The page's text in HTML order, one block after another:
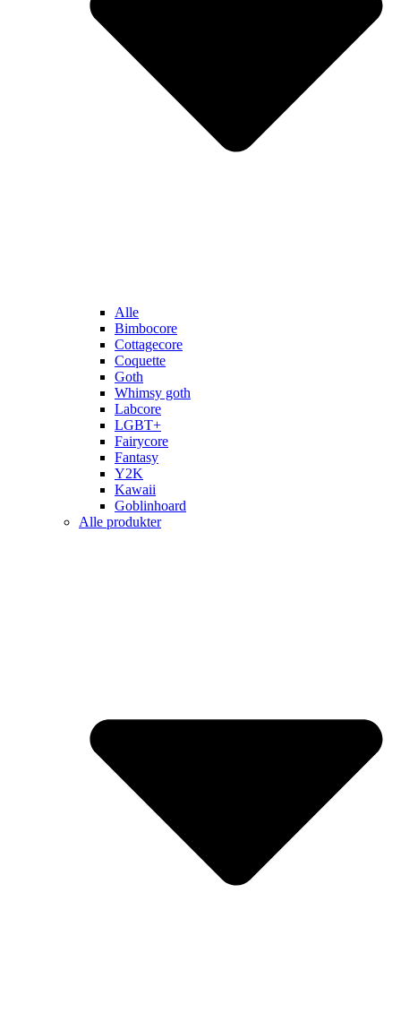
Alle
Bimbocore
Cottagecore
Coquette
Goth
Whimsy goth
Labcore
LGBT+
Fairycore
Fantasy
Y2K
Kawaii
Goblinhoard
Alle produkter